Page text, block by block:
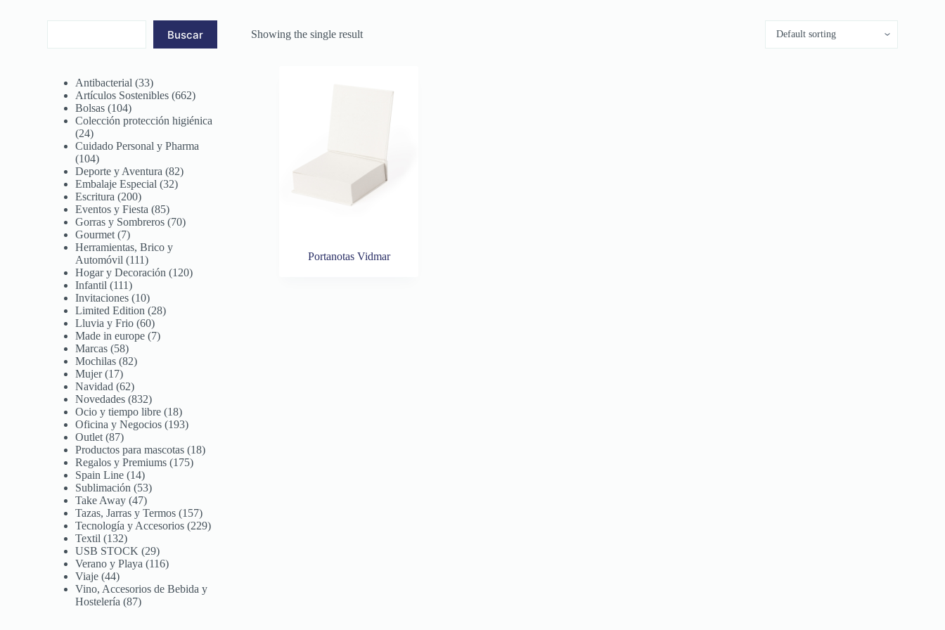
Showing the single result
Portanotas Vidmar
Buscar
Antibacterial
33
Artículos Sostenibles 662
Bolsas 104
Colección protección higiénica
24
Cuidado Personal y Pharma
104
Deporte y Aventura
82
Embalaje Especial
32
Escritura
200
Eventos y Fiesta
85
Gorras y Sombreros 70
Gourmet 7
Herramientas, Brico y
Automóvil
111
Hogar y Decoración
120
Infantil
111
Invitaciones 10
Limited Edition
28
Lluvia y Frio 60
Made in europe 7
Marcas 58
Mochilas 82
Mujer 17
Navidad
62
Novedades 832
Ocio y tiempo libre 18
Oficina y Negocios 193
Outlet 87
Productos para mascotas 18
Regalos y Premiums 175
Spain Line 14
Sublimación
53
Take Away 47
Tazas, Jarras y Termos 157
Tecnología y Accesorios 229
Textil
132
USB STOCK
29
Verano y Playa
116
Viaje 44
Vino, Accesorios de Bebida y
Hostelería
87